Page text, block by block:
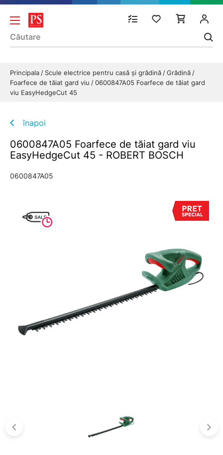
Principala Scule electrice pentru casă și grădină
Grădină
Foarfece de tăiat gard viu
0600847A05 Foarfece de tăiat gard
viu EasyHedgeCut 45
înapoi
0600847A05 Foarfece de tăiat gard viu
EasyHedgeCut 45 - ROBERT BOSCH
0600847A05